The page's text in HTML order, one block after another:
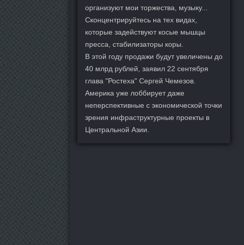
организуют мои торжества, музыку...
Сконцентрируйтесь на тех видах,
которые задействуют косые мышцы
пресса, стабилизаторы коры.
В этой году продажи будут увеличены до
40 млрд рублей, заявил 22 сентября
глава "Ростеха" Сергей Чемезов.
Америка уже лоббирует даже
неперспективные с экономической точки
зрения инфраструктурные проекты в
Центральной Азии.